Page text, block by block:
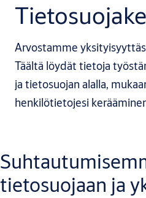
Arvostamme
Täältä löydät tietoja
ja tietosuojan alalla,
henkilötietojesi
tietosuojaan ja